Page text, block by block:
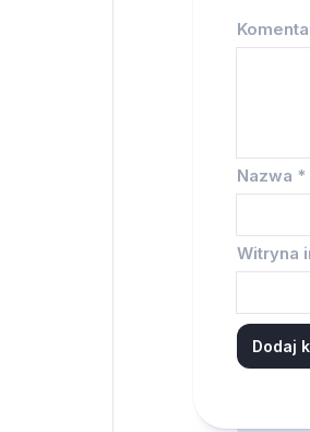
Nazwa *
Witryna